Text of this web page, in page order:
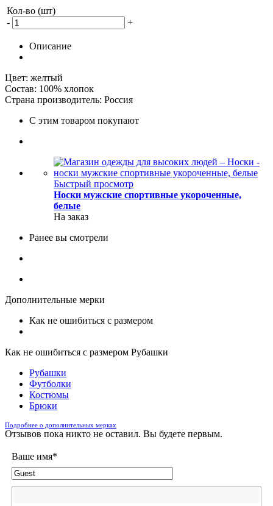
Кол-во (шт)
-
+
Описание
Цвет: желтый
Состав: 100% хлопок
Страна производитель: Россия
С этим товаром покупают
Быстрый просмотр
Носки мужские спортивные укороченные,
белые
На заказ
Ранее вы смотрели
Дополнительные мерки
Как не ошибиться с размером
Как не ошибиться с размером Рубашки
Рубашки
Футболки
Костюмы
Брюки
Подробнее о дополнительных мерках
Отзывов пока никто не оставил. Вы будете первым.
Ваше имя*